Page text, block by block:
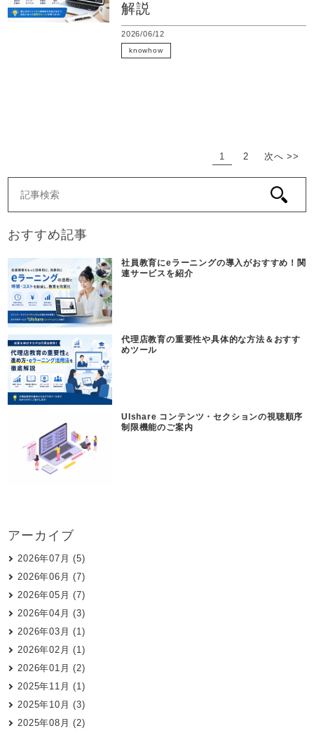
解説
2026/06/12
knowhow
1 2 次へ >>
おすすめ記事
社員教育にeラーニングの導入がおすすめ！関
連サービスを紹介
代理店教育の重要性や具体的な方法＆おすす
めツール
UIshare コンテンツ・セクションの視聴順序
制限機能のご案内
アーカイブ
2026年07月 (5)
2026年06月 (7)
2026年05月 (7)
2026年04月 (3)
2026年03月 (1)
2026年02月 (1)
2026年01月 (2)
2025年11月 (1)
2025年10月 (3)
2025年08月 (2)